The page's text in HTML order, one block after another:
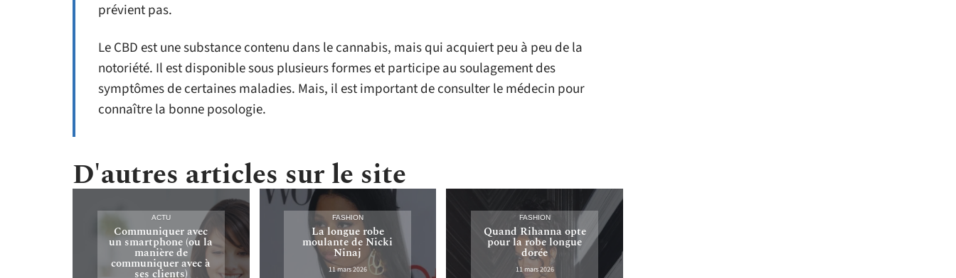
prévient pas.
Le CBD est une substance contenu dans le cannabis, mais qui acquiert peu à peu de la
notoriété. Il est disponible sous plusieurs formes et participe au soulagement des
symptômes de certaines maladies. Mais, il est important de consulter le médecin pour
connaître la bonne posologie.
D'autres articles sur le site
ACTU
Communiquer avec
un smartphone (ou la
manière de
communiquer avec à
ses clients)
FASHION
La longue robe
moulante de Nicki
Ninaj
11 mars 2026
FASHION
Quand Rihanna opte
pour la robe longue
dorée
11 mars 2026